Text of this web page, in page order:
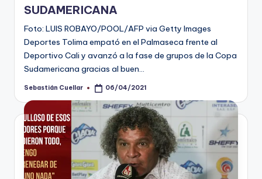
SUDAMERICANA
Foto: LUIS ROBAYO/POOL/AFP via Getty Images
Deportes Tolima empató en el Palmaseca frente al
Deportivo Cali y avanzó a la fase de grupos de la Copa
Sudamericana gracias al buen…
Publicado
Sebastián Cuellar 06/04/2021